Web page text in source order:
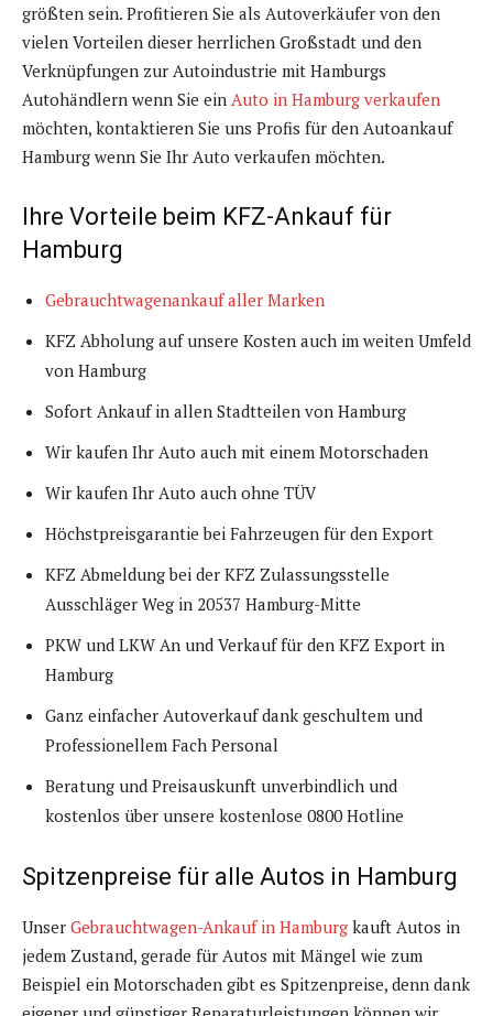
größten sein. Profitieren Sie als Autoverkäufer von den
vielen Vorteilen dieser herrlichen Großstadt und den
Verknüpfungen zur Autoindustrie mit Hamburgs
Autohändlern wenn Sie ein Auto in Hamburg verkaufen
möchten, kontaktieren Sie uns Profis für den Autoankauf
Hamburg wenn Sie Ihr Auto verkaufen möchten.
Ihre Vorteile beim KFZ-Ankauf für
Hamburg
Gebrauchtwagenankauf aller Marken
KFZ Abholung auf unsere Kosten auch im weiten Umfeld
von Hamburg
Sofort Ankauf in allen Stadtteilen von Hamburg
Wir kaufen Ihr Auto auch mit einem Motorschaden
Wir kaufen Ihr Auto auch ohne TÜV
Höchstpreisgarantie bei Fahrzeugen für den Export
KFZ Abmeldung bei der KFZ Zulassungsstelle
Ausschläger Weg in 20537 Hamburg-Mitte
PKW und LKW An und Verkauf für den KFZ Export in
Hamburg
Ganz einfacher Autoverkauf dank geschultem und
Professionellem Fach Personal
Beratung und Preisauskunft unverbindlich und
kostenlos über unsere kostenlose 0800 Hotline
Spitzenpreise für alle Autos in Hamburg
Unser Gebrauchtwagen-Ankauf in Hamburg kauft Autos in
jedem Zustand, gerade für Autos mit Mängel wie zum
Beispiel ein Motorschaden gibt es Spitzenpreise, denn dank